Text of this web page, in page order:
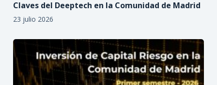
Claves del Deeptech en la Comunidad de Madrid
23 julio 2026